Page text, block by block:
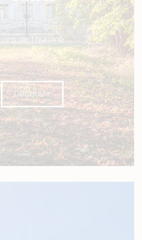
Vins de Touraine
Découvrir